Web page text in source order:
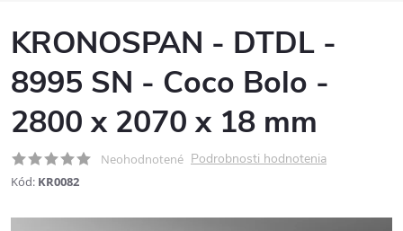
KRONOSPAN - DTDL -
8995 SN - Coco Bolo -
2800 x 2070 x 18 mm
Neohodnotené Podrobnosti hodnotenia
Kód: KR0082